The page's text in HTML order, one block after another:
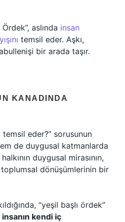
aslında insan
temsil eder. Aşkı,
bir arada taşır.
KANADINDA
temsil eder?” sorusunun
de duygusal katmanlarda
duygusal mirasının,
dönüşümlerinin bir
“yeşil başlı ördek”
insanın kendi iç